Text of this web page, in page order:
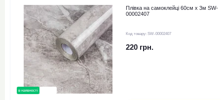
в наявності
Плівка на самоклейці 60см х 3м SW-
00002407
Код товару: SW-00002407
220 грн.